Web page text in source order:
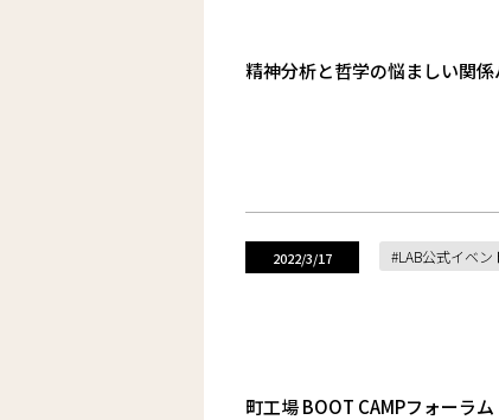
精神分析と哲学の悩ましい関
2022/3/17 LAB公式イベン
町工場 BOOT CAMPフォーラ